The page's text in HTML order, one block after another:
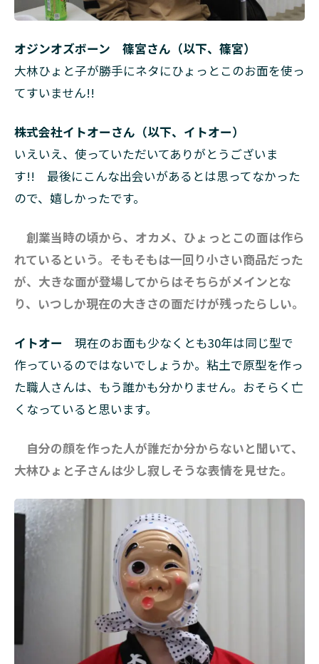
オジンオズボーン 篠宮さん（以下、篠宮）
大林ひょと子が勝手にネタにひょっとこのお面を使っ
てすいません!!
株式会社イトオーさん（以下、イトオー）
いえいえ、使っていただいてありがとうございま
す!! 最後にこんな出会いがあるとは思ってなかった
ので、嬉しかったです。
創業当時の頃から、オカメ、ひょっとこの面は作ら
れているという。そもそもは一回り小さい商品だった
が、大きな面が登場してからはそちらがメインとな
り、いつしか現在の大きさの面だけが残ったらしい。
イトオー 現在のお面も少なくとも30年は同じ型で
作っているのではないでしょうか。粘土で原型を作っ
た職人さんは、もう誰かも分かりません。おそらく亡
くなっていると思います。
自分の顔を作った人が誰だか分からないと聞いて、
大林ひょと子さんは少し寂しそうな表情を見せた。